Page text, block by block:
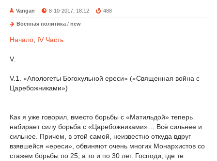
Vangan 8-10-2017, 18:12 488
Военная политика / new
Начало IV Часть
V.
V.1. «Апологеты Богохульной ереси» («Священная война с
Царебожниками»)
Как я уже говорил, вместо борьбы с «Матильдой» теперь
набирает силу борьба с «Царебожниками»… Всё сильнее и
сильнее. Причем, в этой самой, неизвестно откуда вдруг
взявшейся «ереси», обвиняют очень многих Монархистов со
стажем борьбы по 25, а то и по 30 лет. Господи, где те